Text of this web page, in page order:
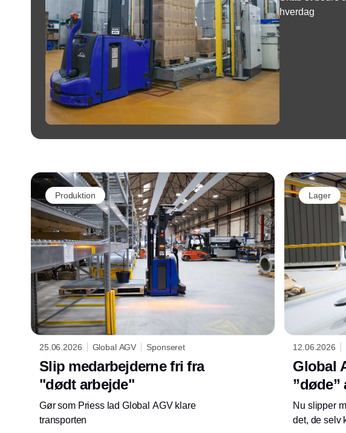
hverdag
Produktion
25.06.2026 Global AGV Sponseret
Slip medarbejderne fri fra
"dødt arbejde"
Gør som Priess lad Global AGV klare
transporten
Lager
12.06.2026
Global
”døde”
Nu slipper
det, de selv